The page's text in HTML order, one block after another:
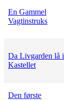
En Gammel
Vagtinstruks
Da Livgarden lå i
Kastellet
Den første